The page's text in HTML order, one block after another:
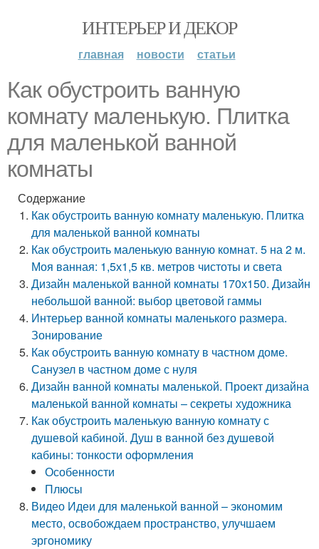
ИНТЕРЬЕР И ДЕКОР
главная новости статьи
Как обустроить ванную
комнату маленькую. Плитка
для маленькой ванной
комнаты
Содержание
Как обустроить ванную комнату маленькую. Плитка
для маленькой ванной комнаты
Как обустроить маленькую ванную комнат. 5 на 2 м.
Моя ванная: 1,5х1,5 кв. метров чистоты и света
Дизайн маленькой ванной комнаты 170х150. Дизайн
небольшой ванной: выбор цветовой гаммы
Интерьер ванной комнаты маленького размера.
Зонирование
Как обустроить ванную комнату в частном доме.
Санузел в частном доме с нуля
Дизайн ванной комнаты маленькой. Проект дизайна
маленькой ванной комнаты – секреты художника
Как обустроить маленькую ванную комнату с
душевой кабиной. Душ в ванной без душевой
кабины: тонкости оформления
Особенности
Плюсы
Видео Идеи для маленькой ванной – экономим
место, освобождаем пространство, улучшаем
эргономику